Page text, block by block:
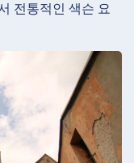
전통적인 색슨 요